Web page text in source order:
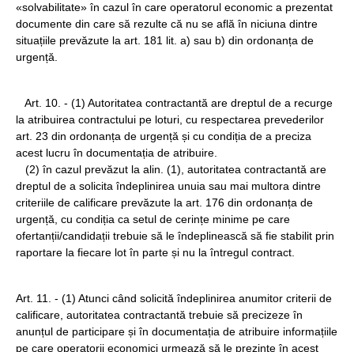
«solvabilitate» în cazul în care operatorul economic a prezentat
documente din care să rezulte că nu se află în niciuna dintre
situațiile prevăzute la art. 181 lit. a) sau b) din ordonanța de
urgență.
Art. 10. - (1) Autoritatea contractantă are dreptul de a recurge
la atribuirea contractului pe loturi, cu respectarea prevederilor
art. 23 din ordonanța de urgență și cu condiția de a preciza
acest lucru în documentația de atribuire.
(2) în cazul prevăzut la alin. (1), autoritatea contractantă are
dreptul de a solicita îndeplinirea unuia sau mai multora dintre
criteriile de calificare prevăzute la art. 176 din ordonanța de
urgență, cu condiția ca setul de cerințe minime pe care
ofertanții/candidații trebuie să le îndeplinească să fie stabilit prin
raportare la fiecare lot în parte și nu la întregul contract.
Art. 11. - (1) Atunci când solicită îndeplinirea anumitor criterii de
calificare, autoritatea contractantă trebuie să precizeze în
anunțul de participare și în documentația de atribuire informațiile
pe care operatorii economici urmează să le prezinte în acest